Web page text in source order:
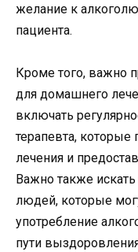
желание к
пациента.
Кроме того, важно
для домашнего
включать
терапевта, которые
лечения и
Важно также
людей, которые
употребление
пути